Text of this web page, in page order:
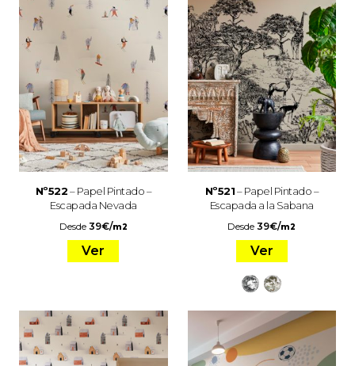
Nº522– Papel Pintado –
Escapada Nevada
Desde 39€/m2
Ver
Nº521– Papel Pintado –
Escapada a la Sabana
Desde39€/m2
Ver